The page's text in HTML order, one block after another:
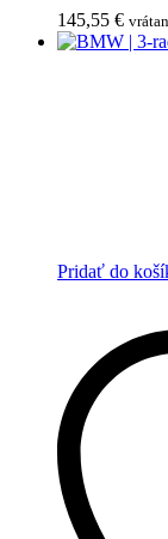
145,55 €
Pridať do